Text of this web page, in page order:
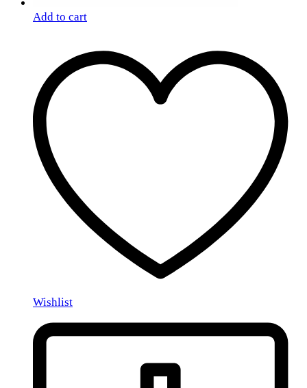
Add to cart
Wishlist